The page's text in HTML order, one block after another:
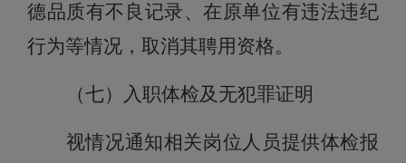
德品质有不良记录、在原单位有违法违纪
行为等情况，取消其聘用资格。
（七）入职体检及无犯罪证明
视情况通知相关岗位人员提供体检报